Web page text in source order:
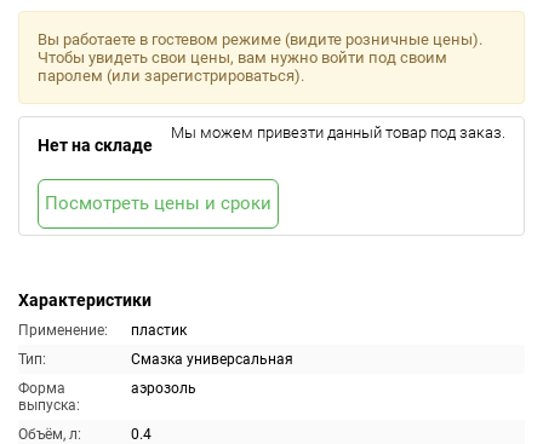
Характеристики
Применение:
пластик
Тип:
Смазка универсальная
Форма
выпуска:
аэрозоль
Объём, л:
0.4
Вы работаете в гостевом режиме (видите розничные цены).
Чтобы увидеть свои цены, вам нужно войти под своим
паролем (или зарегистрироваться).
Нет на складе
Мы можем привезти данный товар под заказ.
Посмотреть цены и сроки